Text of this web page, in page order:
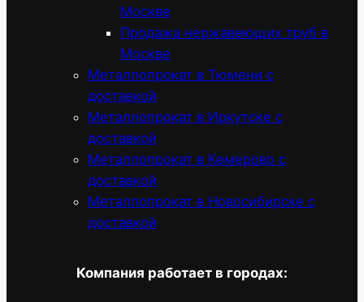
Москве
Продажа нержавеющих труб в
Москве
Металлопрокат в Тюмени с
доставкой
Металлопрокат в Иркутске с
доставкой
Металлопрокат в Кемерово с
доставкой
Металлопрокат в Новосибирске с
доставкой
Компания работает в городах: